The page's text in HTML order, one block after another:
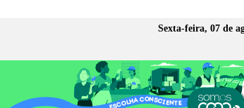
Sexta-feira, 07 de